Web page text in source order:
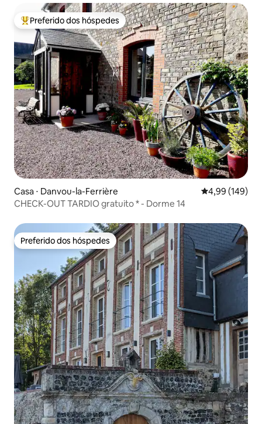
Entre os melhores preferidos dos hóspedes
Preferido dos hóspedes
Casa ⋅ Danvou-la-Ferrière 4,99 de uma
4,99 (149)
CHECK-OUT TARDIO gratuito * - Dorme 14
Preferido dos hóspedes
Preferido dos hóspedes